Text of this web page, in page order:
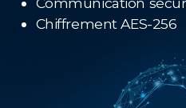
Chiffrement AES-256